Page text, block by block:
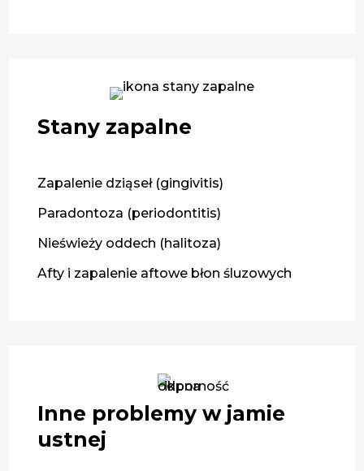
Stany zapalne
Zapalenie dziąseł (gingivitis)
Paradontoza (periodontitis)
Nieświeży oddech (halitoza)
Afty i zapalenie aftowe błon śluzowych
Inne problemy w jamie
ustnej